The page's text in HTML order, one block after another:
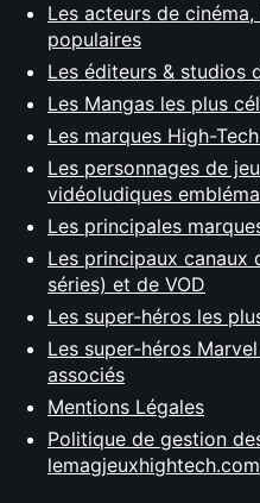
Les acteurs de
populaires
Les éditeurs & studios
Les Mangas les plus
Les marques High-
Les personnages de
vidéoludiques
Les principales
Les principaux canaux
séries) et de VOD
Les super-héros les
Les super-héros
associés
Mentions Légales
Politique de gestion
lemagjeuxhightech.com